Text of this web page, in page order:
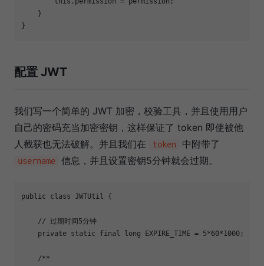
    }
配置 JWT
我们写一个简单的 JWT 加密，校验工具，并且使用用户
自己的密码充当加密密钥，这样保证了 token 即使被他
人截获也无法破解。并且我们在
token 中附带了
username 信息，并且设置密钥5分钟就会过期。
public class JWTUtil {
// 过期时间5分钟
private static final long EXPIRE_TIME = 5*60*1000 ;
/**